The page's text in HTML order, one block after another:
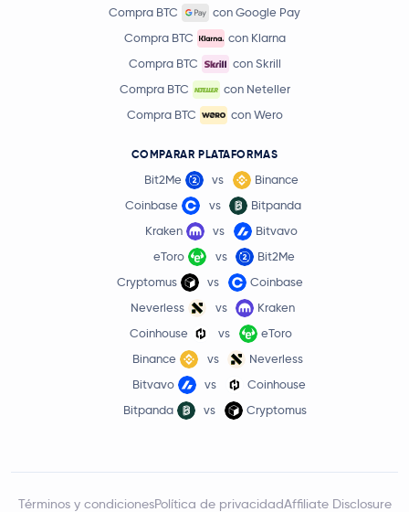
Compra BTC
con Google Pay
Compra BTC
con Klarna
Compra BTC
con Skrill
Compra BTC
con Neteller
Compra BTC
con Wero
COMPARAR PLATAFORMAS
Bit2Me vs
Binance
Coinbase
vs
Bitpanda
Kraken
vs
Bitvavo
eToro
vs
Bit2Me
Cryptomus
vs
Coinbase
Neverless
vs
Kraken
Coinhouse
vs
eToro
Binance
vs
Neverless
Bitvavo
vs
Coinhouse
Bitpanda
vs Cryptomus
Términos y condicionesPolítica de privacidadAffiliate Disclosure